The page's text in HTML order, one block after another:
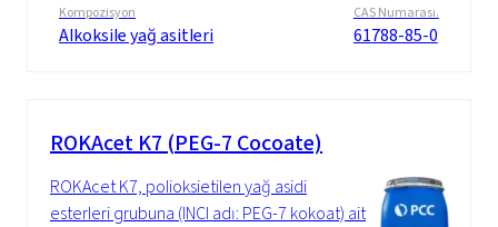
Kompozisyon
Alkoksile yağ asitleri
CAS Numarası.
61788-85-0
ROKAcet K7 (PEG-7 Cocoate)
ROKAcet K7, polioksietilen yağ asidi
esterleri grubuna (INCI adı: PEG-7 kokoat) ait